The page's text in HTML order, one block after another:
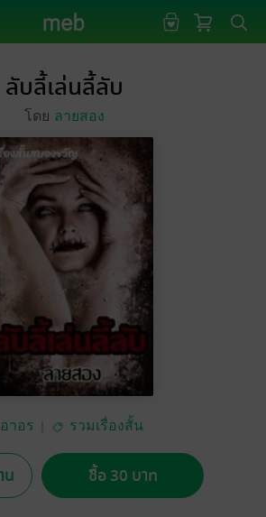
ลับลี้เล่นลี้ลับ
โดย ลายสอง
อาอร รวมเรื่องสั้น
น ซื้อ 30 บาท